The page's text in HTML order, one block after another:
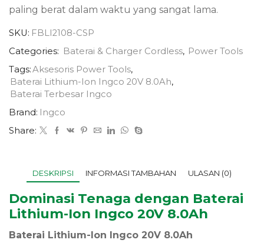
paling berat dalam waktu yang sangat lama.
SKU: FBLI2108-CSP
Categories: Baterai & Charger Cordless, Power Tools
Tags:Aksesoris Power Tools,
Baterai Lithium-Ion Ingco 20V 8.0Ah,
Baterai Terbesar Ingco
Brand: Ingco
Share:
DESKRIPSI INFORMASI TAMBAHAN ULASAN (0)
Dominasi Tenaga dengan Baterai
Lithium-Ion Ingco 20V 8.0Ah
Baterai Lithium-Ion Ingco 20V 8.0Ah